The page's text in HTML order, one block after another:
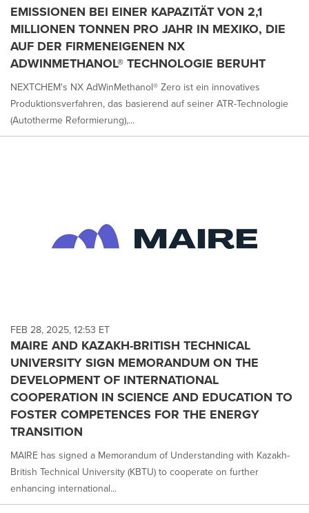
EMISSIONEN BEI EINER KAPAZITÄT VON 2,1
MILLIONEN TONNEN PRO JAHR IN MEXIKO, DIE
AUF DER FIRMENEIGENEN NX
ADWINMETHANOL® TECHNOLOGIE BERUHT
NEXTCHEM's NX AdWinMethanol® Zero ist ein innovatives
Produktionsverfahren, das basierend auf seiner ATR-Technologie
(Autotherme Reformierung),...
FEB 28, 2025, 12:53 ET
MAIRE AND KAZAKH-BRITISH TECHNICAL
UNIVERSITY SIGN MEMORANDUM ON THE
DEVELOPMENT OF INTERNATIONAL
COOPERATION IN SCIENCE AND EDUCATION TO
FOSTER COMPETENCES FOR THE ENERGY
TRANSITION
MAIRE has signed a Memorandum of Understanding with Kazakh-
British Technical University (KBTU) to cooperate on further
enhancing international...